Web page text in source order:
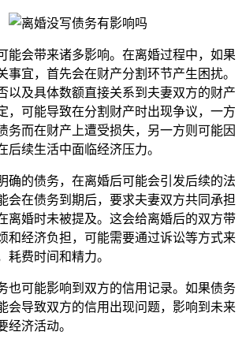
会带来诸多影响。在离婚过程中，如果
事宜，首先会在财产分割环节产生困扰。
以及具体数额直接关系到夫妻双方的财产
，可能导致在分割财产时出现争议，一方
务而在财产上遭受损失，另一方则可能因
后续生活中面临经济压力。
的债务，在离婚后可能会引发后续的法
会在债务到期后，要求夫妻双方共同承担
离婚时未被提及。这会给离婚后的双方带
和经济负担，可能需要通过诉讼等方式来
耗费时间和精力。
可能影响到双方的信用记录。如果债务
会导致双方的信用出现问题，影响到未来
经济活动。